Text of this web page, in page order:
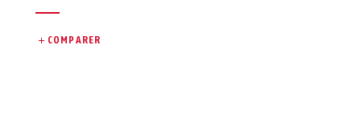
COMPARER